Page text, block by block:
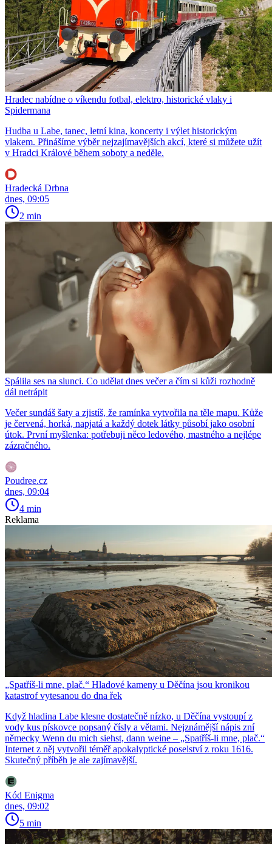
Hradec nabídne o víkendu fotbal, elektro, historické vlaky i
Spidermana
Hudba u Labe, tanec, letní kina, koncerty i výlet historickým
vlakem. Přinášíme výběr nejzajímavějších akcí, které si můžete užít
v Hradci Králové během soboty a neděle.
Hradecká Drbna
dnes, 09:05
2 min
Spálila ses na slunci. Co udělat dnes večer a čím si kůži rozhodně
dál netrápit
Večer sundáš šaty a zjistíš, že ramínka vytvořila na těle mapu. Kůže
je červená, horká, napjatá a každý dotek látky působí jako osobní
útok. První myšlenka: potřebuji něco ledového, mastného a nejlépe
zázračného.
Poudree.cz
dnes, 09:04
4 min
Reklama
„Spatříš-li mne, plač.“ Hladové kameny u Děčína jsou kronikou
katastrof vytesanou do dna řek
Když hladina Labe klesne dostatečně nízko, u Děčína vystoupí z
vody kus pískovce popsaný čísly a větami. Nejznámější nápis zní
německy Wenn du mich siehst, dann weine – „Spatříš-li mne, plač.“
Internet z něj vytvořil téměř apokalyptické poselství z roku 1616.
Skutečný příběh je ale zajímavější.
Kód Enigma
dnes, 09:02
5 min